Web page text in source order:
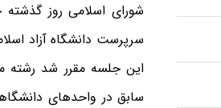
شورای اسلامی روز
سرپرست دانشگاه آزاد
این جلسه مقرر شد رشته
سابق در واحدهای